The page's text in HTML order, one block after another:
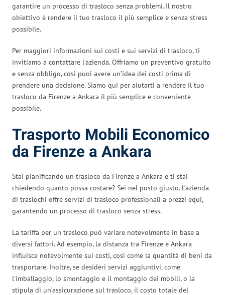
garantire un processo di trasloco senza problemi. Il nostro
obiettivo è rendere il tuo trasloco il più semplice e senza stress
possibile.
Per maggiori informazioni sui costi e sui servizi di trasloco, ti
invitiamo a contattare l’azienda. Offriamo un preventivo gratuito
e senza obbligo, così puoi avere un’idea dei costi prima di
prendere una decisione. Siamo qui per aiutarti a rendere il tuo
trasloco da Firenze a Ankara il più semplice e conveniente
possibile.
Trasporto Mobili Economico
da Firenze a Ankara
Stai pianificando un trasloco da Firenze a Ankara e ti stai
chiedendo quanto possa costare? Sei nel posto giusto. L’azienda
di traslochi offre servizi di trasloco professionali a prezzi equi,
garantendo un processo di trasloco senza stress.
La tariffa per un trasloco può variare notevolmente in base a
diversi fattori. Ad esempio, la distanza tra Firenze e Ankara
influisce notevolmente sui costi, così come la quantità di beni da
trasportare. Inoltre, se desideri servizi aggiuntivi, come
l’imballaggio, lo smontaggio e il montaggio dei mobili, o la
stipula di un’assicurazione sul trasloco, il costo totale del